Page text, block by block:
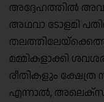
അദ്ദേഹത്തിൽ
അഥവാ ടോളമി
മമ്മികളാക്കി
രീതികളും
എന്നാൽ,